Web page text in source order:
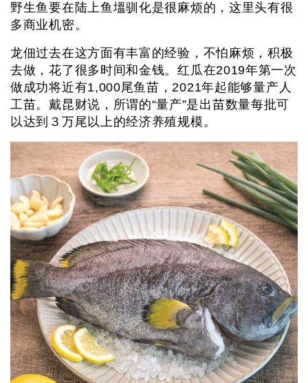
野生鱼要在陆上鱼塭驯化是很麻烦的，这里头有很
多商业机密。
龙佃过去在这方面有丰富的经验，不怕麻烦，积极
去做，花了很多时间和金钱。红瓜在2019年第一次
做成功将近有1,000尾鱼苗，2021年起能够量产人
工苗。戴昆财说，所谓的“量产”是出苗数量每批可
以达到３万尾以上的经济养殖规模。